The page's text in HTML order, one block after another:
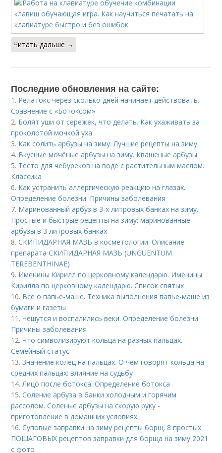
Читать дальше →
Последние обновления на сайте:
1. Релатокс через сколько дней начинает действовать.
Сравнение с «Ботоксом»
2. Болят уши от сережек, что делать. Как ухаживать за
проколотой мочкой уха
3. Как солить арбузы на зиму. Лучшие рецепты на зиму
4. Вкусные мочёные арбузы на зиму. Квашеные арбузы
5. Тесто для чебуреков на воде с растительным маслом.
Классика
6. Как устранить аллергическую реакцию на глазах.
Определение болезни. Причины заболевания
7. Маринованный арбуз в 3-х литровых банках на зиму.
Простые и быстрые рецепты на зиму: маринованные
арбузы в 3 литровых банках
8.СКИПИДАРНАЯ МАЗЬ в косметологии. Описание
препарата СКИПИДАРНАЯ МАЗЬ (UNGUENTUM
TEREBENTHINAE)
9. Именины Кирилл по церковному календарю. Именины
Кирилла по церковному календарю. Список святых
10. Все о папье-маше. Техника выполнения папье-маше из
бумаги и газеты
11.Чешутся и воспалились веки. Определение болезни.
Причины заболевания
12.Что символизируют кольца на разных пальцах.
Семейный статус
13.Значение колец на пальцах. О чем говорят кольца на
средних пальцах: влияние на судьбу
14.Лицо после ботокса. Определение ботокса
15.Соление арбуза в банки холодным и горячим
рассолом. Соленые арбузы на скорую руку -
приготовление в домашних условиях
16.Суповые заправки на зиму рецепты борщ. 8 простых
ПОШАГОВЫХ рецептов заправки для борща на зиму 2021
с фото